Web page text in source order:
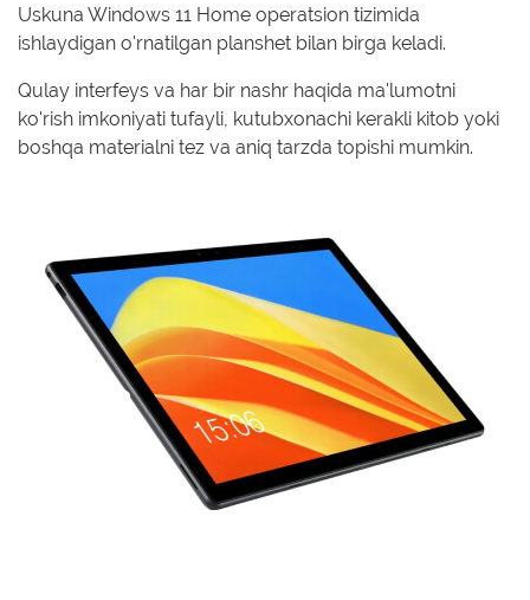
Uskuna Windows 11 Home operatsion tizimida
ishlaydigan o'rnatilgan planshet bilan birga keladi.
Qulay interfeys va har bir nashr haqida ma'lumotni
ko'rish imkoniyati tufayli, kutubxonachi kerakli kitob yoki
boshqa materialni tez va aniq tarzda topishi mumkin.